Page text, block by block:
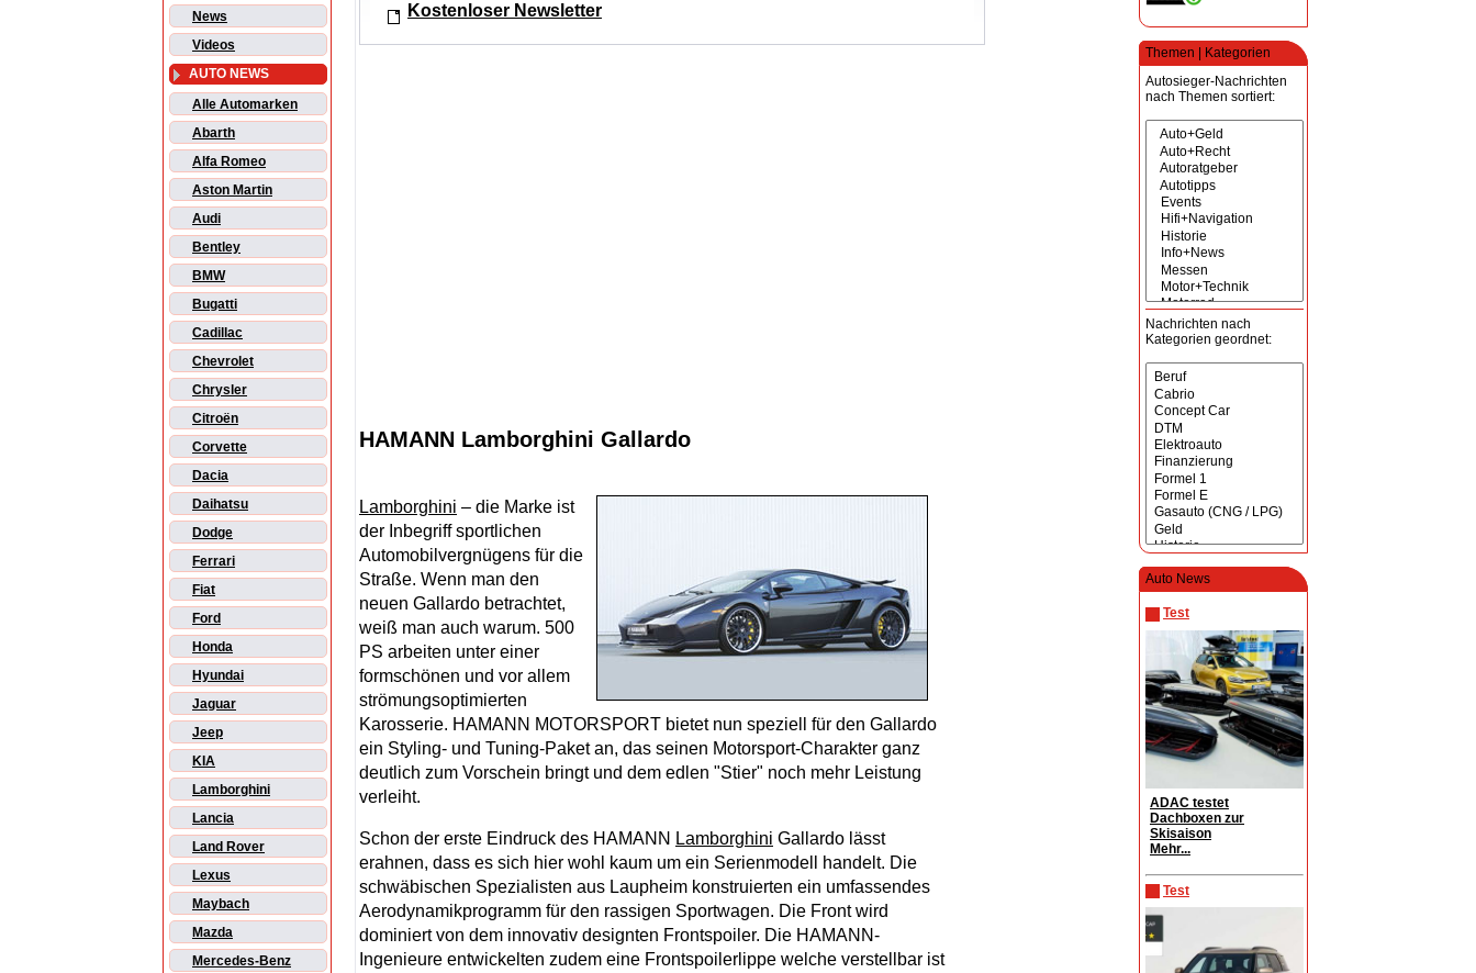
News
Videos
AUTO NEWS
Alle Automarken
Abarth
Alfa Romeo
Aston Martin
Audi
Bentley
BMW
Bugatti
Cadillac
Chevrolet
Chrysler
Citroën
Corvette
Dacia
Daihatsu
Dodge
Ferrari
Fiat
Ford
Honda
Hyundai
Jaguar
Jeep
KIA
Lamborghini
Lancia
Land Rover
Lexus
Maybach
Mazda
Mercedes-Benz
Themen | Kategorien
Autosieger-Nachrichten
nach Themen sortiert:
Nachrichten nach
Kategorien geordnet:
Auto News
Test
ADAC testet
Dachboxen zur
Skisaison
Mehr...
Test
Kostenloser Newsletter
HAMANN Lamborghini Gallardo
Lamborghini – die Marke ist
der Inbegriff sportlichen
Automobilvergnügens für die
Straße. Wenn man den
neuen Gallardo betrachtet,
weiß man auch warum. 500
PS arbeiten unter einer
formschönen und vor allem
strömungsoptimierten
Karosserie. HAMANN MOTORSPORT bietet nun speziell für den Gallardo
ein Styling- und Tuning-Paket an, das seinen Motorsport-Charakter ganz
deutlich zum Vorschein bringt und dem edlen "Stier" noch mehr Leistung
verleiht.
Schon der erste Eindruck des HAMANN Lamborghini Gallardo lässt
erahnen, dass es sich hier wohl kaum um ein Serienmodell handelt. Die
schwäbischen Spezialisten aus Laupheim konstruierten ein umfassendes
Aerodynamikprogramm für den rassigen Sportwagen. Die Front wird
dominiert von dem innovativ designten Frontspoiler. Die HAMANN-
Ingenieure entwickelten zudem eine Frontspoilerlippe welche verstellbar ist